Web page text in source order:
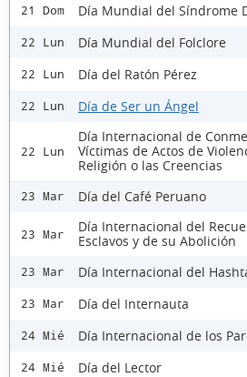
21 Dom Día Mundial del Síndrome
22 Lun Día Mundial del Folclore
22 Lun Día del Ratón Pérez
22 Lun Día de Ser un Ángel
22 Lun
Día Internacional de
Víctimas de Actos de
Religión o las Creencias
23 Mar Día del Café Peruano
23 Mar
Día Internacional del
Esclavos y de su Abolición
23 Mar Día Internacional del
23 Mar Día del Internauta
24 Mié Día Internacional de los
24 Mié Día del Lector